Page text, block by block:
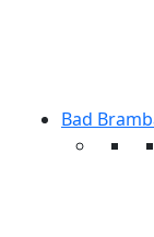
Bad